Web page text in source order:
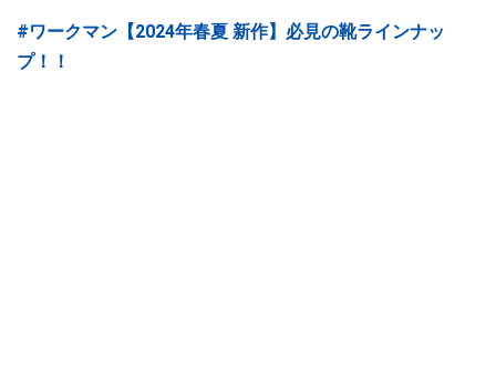
#ワークマン【2024年春夏 新作】必見の靴ラインナッ
プ！！